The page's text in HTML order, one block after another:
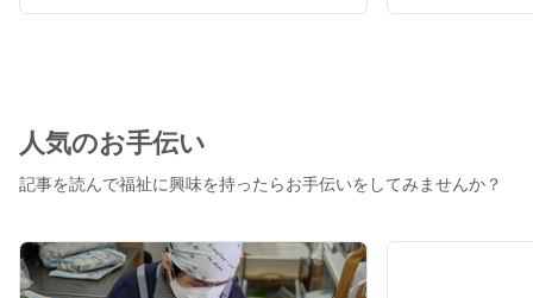
人気のお手伝い
記事を読んで福祉に興味を持ったらお手伝いをしてみませんか？